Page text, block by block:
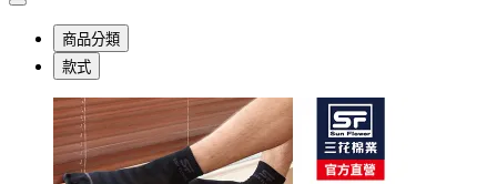
商品分類
款式